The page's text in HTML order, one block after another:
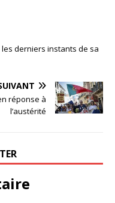
derniers instants de sa
réponse à
l’austérité